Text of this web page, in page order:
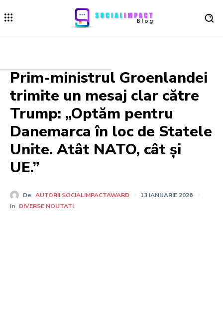
Prim-ministrul Groenlandei
trimite un mesaj clar către
Trump: „Optăm pentru
Danemarca în loc de Statele
Unite. Atât NATO, cât și
UE.”
De AUTORII SOCIALIMPACTAWARD
13 IANUARIE 2026
In DIVERSE NOUTATI